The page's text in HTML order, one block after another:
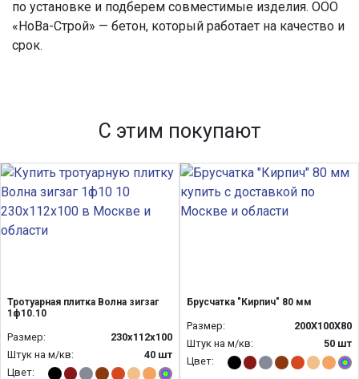
по установке и подберем совместимые изделия. ООО
«НоВа-Строй» — бетон, который работает на качество и
срок.
С этим покупают
Тротуарная плитка Волна зигзаг
1ф10.10
Размер:
230х112х100
Штук на м/кв:
40 шт
Цвет:
Брусчатка "Кирпич" 80 мм
Размер:
200Х100Х80
Штук на м/кв:
50 шт
Цвет: